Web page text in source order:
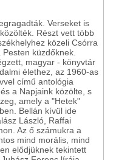
Verseket is
Részt vett több
közeli Csórra
küzdőknek.
magyar - könyvtár
élethez, az 1960-as
című antológia
a Napjaink közölte, s
amely a "Hetek"
Bellán kívül ide
László, Raffai
Az ő számukra a
mind morális, mind
elődjüknek tekintett